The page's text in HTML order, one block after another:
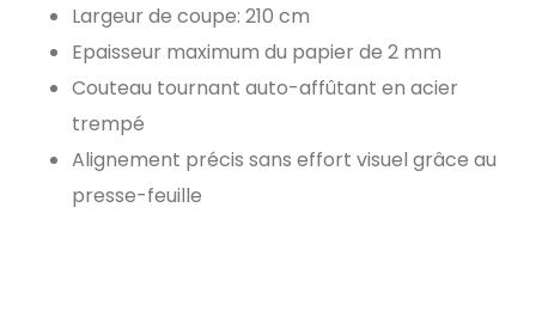
Largeur de coupe: 210 cm
Epaisseur maximum du papier de 2 mm
Couteau tournant auto-affûtant en acier
trempé
Alignement précis sans effort visuel grâce au
presse-feuille